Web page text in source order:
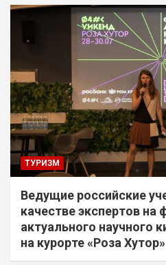
ТУРИЗМ
Ведущие российские
качестве экспертов на
актуального научного
на курорте «Роза Хутор»